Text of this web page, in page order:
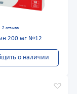
2 отзыва
200 мг №12
о наличии